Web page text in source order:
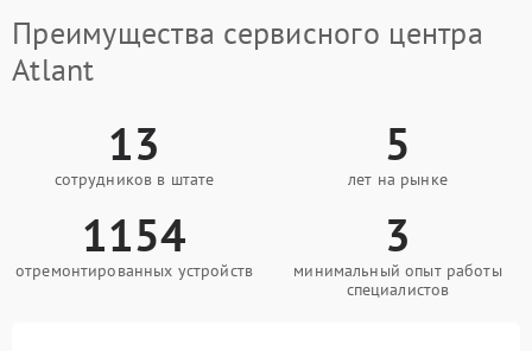
Преимущества сервисного центра
Atlant
13
сотрудников в штате
5
лет на рынке
1154
отремонтированных устройств
3
минимальный опыт работы
специалистов